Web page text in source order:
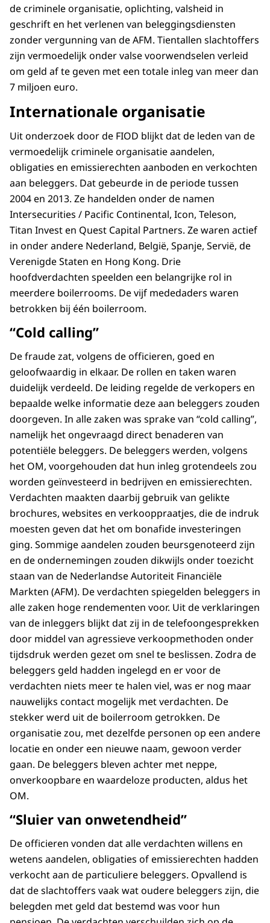
de criminele organisatie, oplichting, valsheid in
geschrift en het verlenen van beleggingsdiensten
zonder vergunning van de AFM. Tientallen slachtoffers
zijn vermoedelijk onder valse voorwendselen verleid
om geld af te geven met een totale inleg van meer dan
7 miljoen euro.
Internationale organisatie
Uit onderzoek door de FIOD blijkt dat de leden van de
vermoedelijk criminele organisatie aandelen,
obligaties en emissierechten aanboden en verkochten
aan beleggers. Dat gebeurde in de periode tussen
2004 en 2013. Ze handelden onder de namen
Intersecurities / Pacific Continental, Icon, Teleson,
Titan Invest en Quest Capital Partners. Ze waren actief
in onder andere Nederland, België, Spanje, Servië, de
Verenigde Staten en Hong Kong. Drie
hoofdverdachten speelden een belangrijke rol in
meerdere boilerrooms. De vijf mededaders waren
betrokken bij één boilerroom.
“Cold calling”
De fraude zat, volgens de officieren, goed en
geloofwaardig in elkaar. De rollen en taken waren
duidelijk verdeeld. De leiding regelde de verkopers en
bepaalde welke informatie deze aan beleggers zouden
doorgeven. In alle zaken was sprake van “cold calling”,
namelijk het ongevraagd direct benaderen van
potentiële beleggers. De beleggers werden, volgens
het OM, voorgehouden dat hun inleg grotendeels zou
worden geïnvesteerd in bedrijven en emissierechten.
Verdachten maakten daarbij gebruik van gelikte
brochures, websites en verkooppraatjes, die de indruk
moesten geven dat het om bonafide investeringen
ging. Sommige aandelen zouden beursgenoteerd zijn
en de ondernemingen zouden dikwijls onder toezicht
staan van de Nederlandse Autoriteit Financiële
Markten (AFM). De verdachten spiegelden beleggers in
alle zaken hoge rendementen voor. Uit de verklaringen
van de inleggers blijkt dat zij in de telefoongesprekken
door middel van agressieve verkoopmethoden onder
tijdsdruk werden gezet om snel te beslissen. Zodra de
beleggers geld hadden ingelegd en er voor de
verdachten niets meer te halen viel, was er nog maar
nauwelijks contact mogelijk met verdachten. De
stekker werd uit de boilerroom getrokken. De
organisatie zou, met dezelfde personen op een andere
locatie en onder een nieuwe naam, gewoon verder
gaan. De beleggers bleven achter met neppe,
onverkoopbare en waardeloze producten, aldus het
OM.
“Sluier van onwetendheid”
De officieren vonden dat alle verdachten willens en
wetens aandelen, obligaties of emissierechten hadden
verkocht aan de particuliere beleggers. Opvallend is
dat de slachtoffers vaak wat oudere beleggers zijn, die
belegden met geld dat bestemd was voor hun